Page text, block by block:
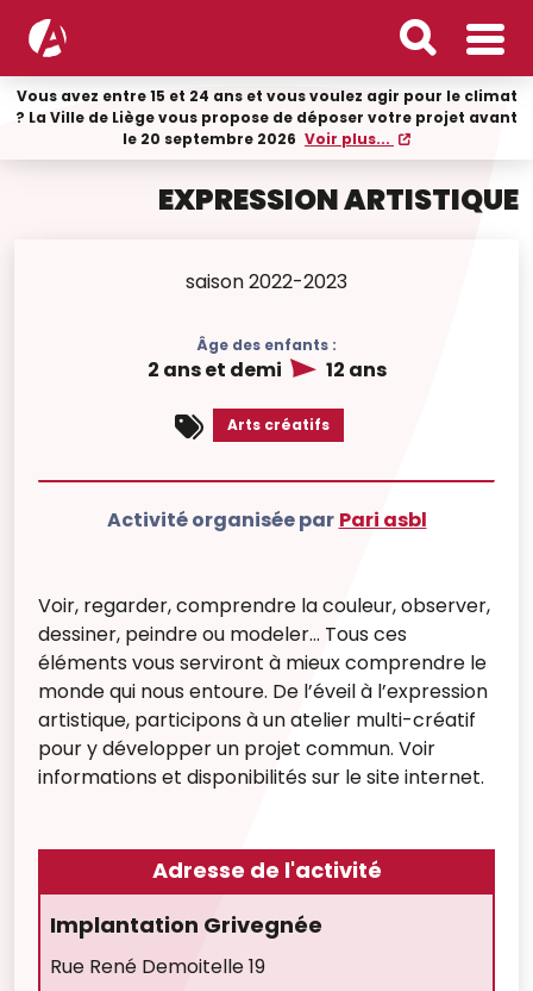
Vous avez entre 15 et 24 ans et vous voulez agir pour le climat
? La Ville de Liège vous propose de déposer votre projet avant
le 20 septembre 2026 Voir plus...
EXPRESSION ARTISTIQUE
saison 2022-2023
Âge des enfants :
2 ans et demi 12 ans
Arts créatifs
Activité organisée par Pari asbl
Voir, regarder, comprendre la couleur, observer,
dessiner, peindre ou modeler… Tous ces
éléments vous serviront à mieux comprendre le
monde qui nous entoure. De l’éveil à l’expression
artistique, participons à un atelier multi-créatif
pour y développer un projet commun. Voir
informations et disponibilités sur le site internet.
Adresse de l'activité
Implantation Grivegnée
Rue René Demoitelle 19